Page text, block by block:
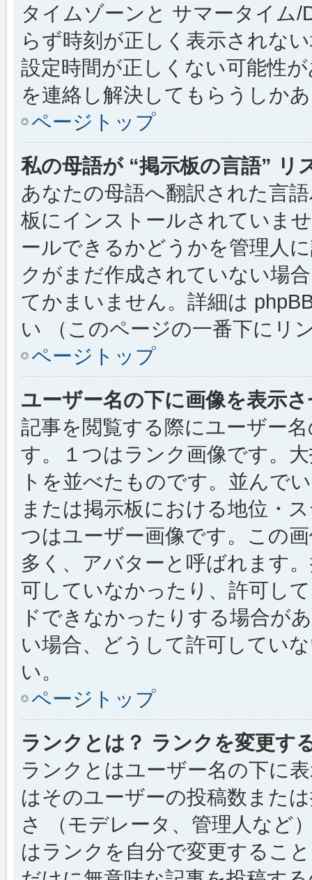
タイムゾーンと サマータイム
らず時刻が正しく表示されな
設定時間が正しくない可能性
を連絡し解決してもらうしか
ページトップ
私の母語が “掲示板の言語” リ
あなたの母語へ翻訳された言
板にインストールされていま
ールできるかどうかを管理人
クがまだ作成されていない場
てかまいません。詳細は
い （このページの一番下にリ
ページトップ
ユーザー名の下に画像を表示
記事を閲覧する際にユーザー
す。１つはランク画像です。
トを並べたものです。並んで
または掲示板における地位・
つはユーザー画像です。この
多く、アバターと呼ばれます
可していなかったり、許可し
ドできなかったりする場合が
い場合、どうして許可してい
い。
ページトップ
ランクとは？ ランクを変更す
ランクとはユーザー名の下に
はそのユーザーの投稿数また
さ （モデレータ、管理人など
はランクを自分で変更するこ